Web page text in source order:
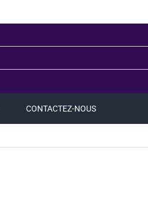
CONTACTEZ-NOUS